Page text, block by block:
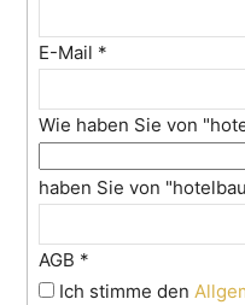
E-Mail *
Wie haben Sie von
haben Sie von
AGB *
Ich stimme den